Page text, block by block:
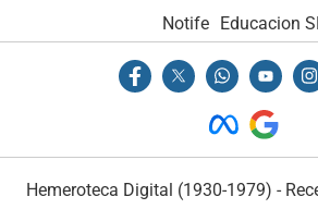
Notife Educacion
Hemeroteca Digital (1930-1979) -